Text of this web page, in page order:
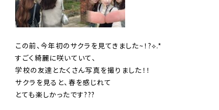
この前、今年初のサクラを見てきました~！?⟡.*
すごく綺麗に咲いていて、
学校の友達とたくさん写真を撮りました！！
サクラを見ると、春を感じれて
とても楽しかったです???